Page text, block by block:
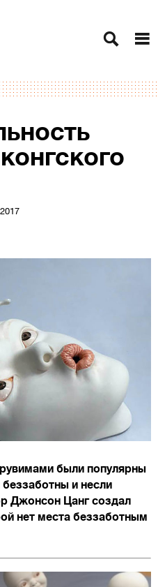
были популярны
и несли
Джонсон Цанг создал
нет места беззаботным